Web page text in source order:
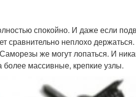
спокойно. И даже если
сравнительно неплохо
же могут лопаться. И
более массивные, крепкие узлы.